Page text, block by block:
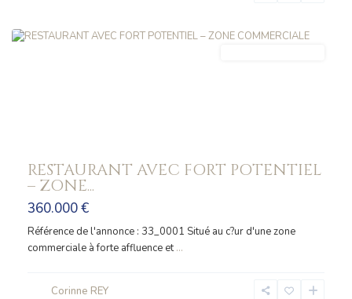
RESTAURANT AVEC FORT POTENTIEL
– ZONE...
360.000 €
Référence de l'annonce : 33_0001 Situé au c?ur d'une zone
commerciale à forte affluence et...
Corinne REY